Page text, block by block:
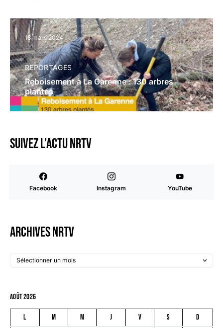
13 mars 2024
REPORTAGES
Reboisement à La Garenne : 130 arbres
plantés
Suivez l’actu NRTV
Facebook Instagram YouTube
Archives NRTV
août 2026
L M M J V S D